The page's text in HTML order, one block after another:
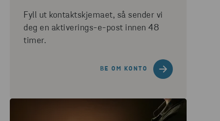
Fyll ut kontaktskjemaet, så sender vi
deg en aktiverings-e-post innen 48
timer.
BE OM KONTO